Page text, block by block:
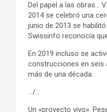
Del papel a las obras…
2014 se celebró una
junio de 2013 se
Swissinfo reconocía
En 2019 incluso se
construcciones en seis
más de una década.
…/…
Un «proyecto vivo».